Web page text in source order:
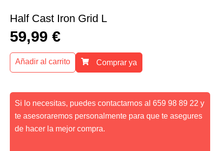
Half Cast Iron Grid L
59,99 €
Añadir al carrito Comprar ya
Si lo necesitas, puedes contactarnos al 659 98 89 22 y
te asesoraremos personalmente para que te asegures
de hacer la mejor compra.